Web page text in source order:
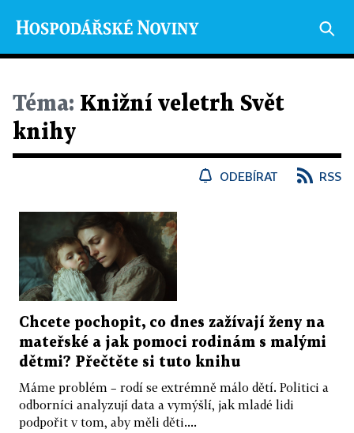
Téma: Knižní veletrh Svět
knihy
ODEBÍRAT RSS
Chcete pochopit, co dnes zažívají ženy na
mateřské a jak pomoci rodinám s malými
dětmi? Přečtěte si tuto knihu
Máme problém – rodí se extrémně málo dětí. Politici a
odborníci analyzují data a vymýšlí, jak mladé lidi
podpořit v tom, aby měli děti....